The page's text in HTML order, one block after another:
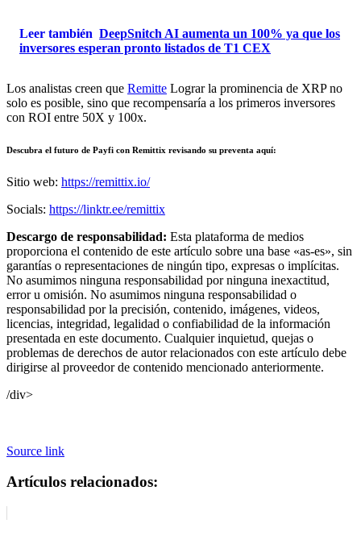
Leer también DeepSnitch AI aumenta un 100% ya que los
inversores esperan pronto listados de T1 CEX
Los analistas creen que Remitte Lograr la prominencia de XRP no
solo es posible, sino que recompensaría a los primeros inversores
con ROI entre 50X y 100x.
Descubra el futuro de Payfi con Remittix revisando su preventa aquí:
Sitio web: https://remittix.io/
Socials: https://linktr.ee/remittix
Descargo de responsabilidad: Esta plataforma de medios
proporciona el contenido de este artículo sobre una base «as-es», sin
garantías o representaciones de ningún tipo, expresas o implícitas.
No asumimos ninguna responsabilidad por ninguna inexactitud,
error u omisión. No asumimos ninguna responsabilidad o
responsabilidad por la precisión, contenido, imágenes, videos,
licencias, integridad, legalidad o confiabilidad de la información
presentada en este documento. Cualquier inquietud, quejas o
problemas de derechos de autor relacionados con este artículo debe
dirigirse al proveedor de contenido mencionado anteriormente.
/div>
Source link
Artículos relacionados: